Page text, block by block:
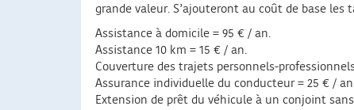
grande valeur. S’ajouteront au coût de base les
Assistance à domicile = 95 € / an.
Assistance 10 km = 15 € / an.
Couverture des trajets personnels-professionnels
Assurance individuelle du conducteur = 25 € /
Extension de prêt du véhicule à un conjoint